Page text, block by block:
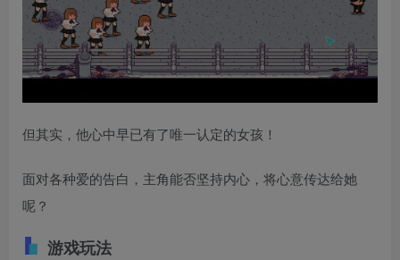
但其实，他心中早已有了唯一认定的女孩！
面对各种爱的告白，主角能否坚持内心，将心意传达给她
呢？
游戏玩法